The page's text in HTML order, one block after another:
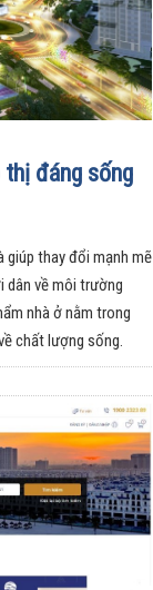
đáng sống
giúp thay đổi mạnh mẽ
dân về môi trường
nhà ở nằm trong
chất lượng sống.